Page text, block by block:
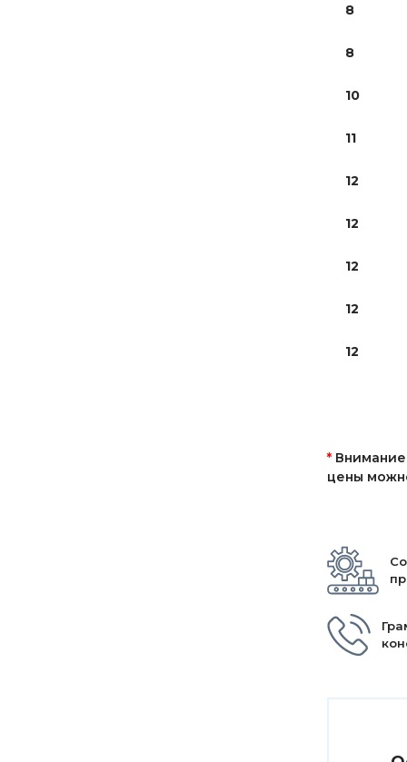
8
8
10
11
12
12
12
12
12
*
цены